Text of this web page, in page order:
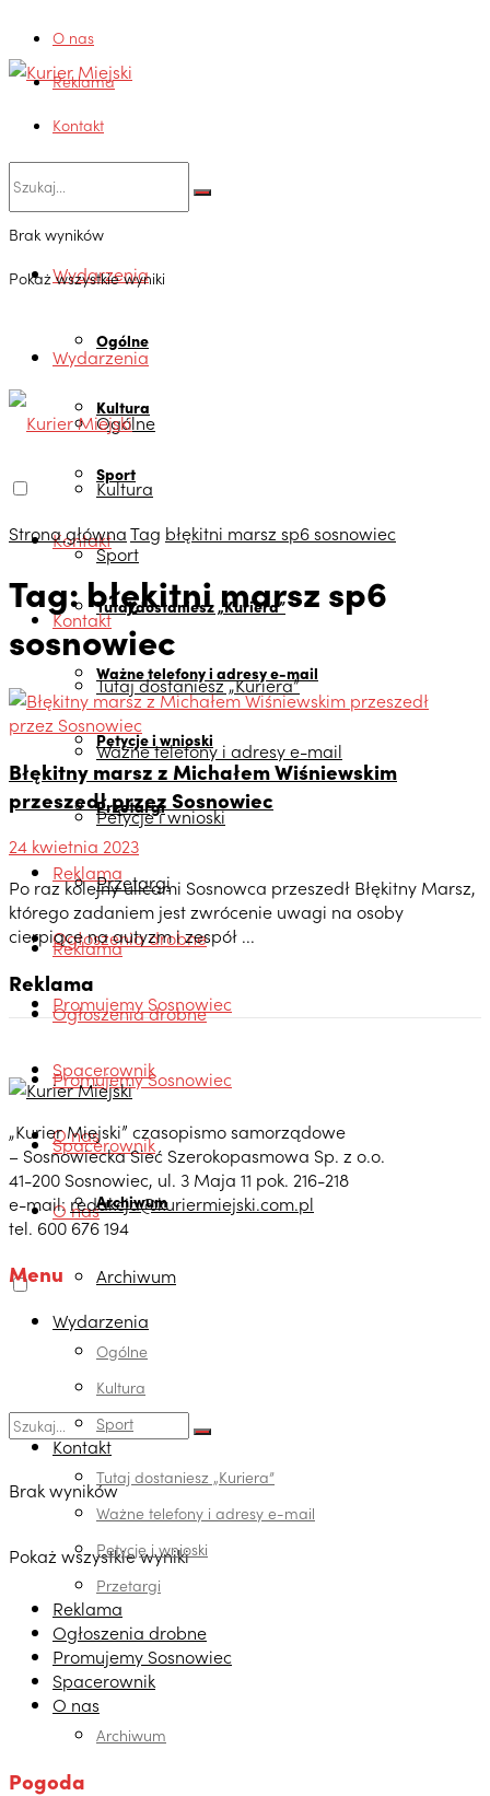
O nas
Reklama
Kontakt
Brak wyników
Pokaż wszystkie wyniki
Wydarzenia
Ogólne
Kultura
Sport
Kontakt
Tutaj dostaniesz „Kuriera”
Ważne telefony i adresy e-mail
Petycje i wnioski
Przetargi
Reklama
Ogłoszenia drobne
Promujemy Sosnowiec
Spacerownik
O nas
Archiwum
Wydarzenia
Ogólne
Kultura
Sport
Kontakt
Tutaj dostaniesz „Kuriera”
Ważne telefony i adresy e-mail
Petycje i wnioski
Przetargi
Reklama
Ogłoszenia drobne
Promujemy Sosnowiec
Spacerownik
O nas
Archiwum
Brak wyników
Pokaż wszystkie wyniki
Strona głównaTag błękitni marsz sp6 sosnowiec
Tag:błękitni marsz sp6
sosnowiec
Błękitny marsz z Michałem Wiśniewskim
przeszedł przez Sosnowiec
24 kwietnia 2023
Po raz kolejny ulicami Sosnowca przeszedł Błękitny Marsz,
którego zadaniem jest zwrócenie uwagi na osoby
cierpiące na autyzm i zespół ...
Reklama
„Kurier Miejski” czasopismo samorządowe
– Sosnowiecka Sieć Szerokopasmowa Sp. z o.o.
41-200 Sosnowiec, ul. 3 Maja 11 pok. 216-218
e-mail: redakcja@kuriermiejski.com.pl
tel. 600 676 194
Menu
Wydarzenia
Ogólne
Kultura
Sport
Kontakt
Tutaj dostaniesz „Kuriera”
Ważne telefony i adresy e-mail
Petycje i wnioski
Przetargi
Reklama
Ogłoszenia drobne
Promujemy Sosnowiec
Spacerownik
O nas
Archiwum
Pogoda